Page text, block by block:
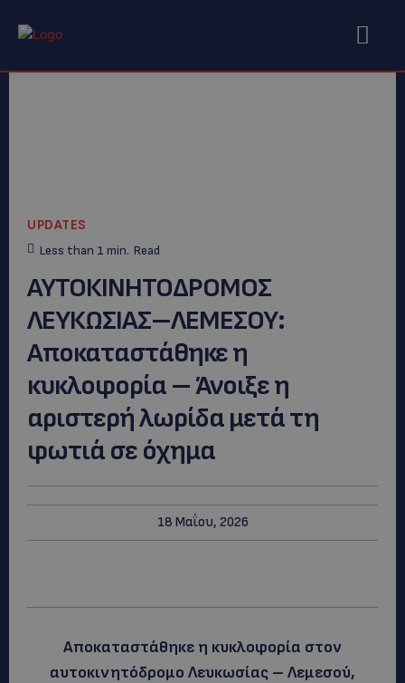
UPDATES
Less than 1 min. Read
ΑΥΤΟΚΙΝΗΤΟΔΡΟΜΟΣ
ΛΕΥΚΩΣΙΑΣ–ΛΕΜΕΣΟΥ:
Αποκαταστάθηκε η
κυκλοφορία – Άνοιξε η
αριστερή λωρίδα μετά τη
φωτιά σε όχημα
18 Μαΐου, 2026
Αποκαταστάθηκε η κυκλοφορία στον
αυτοκινητόδρομο Λευκωσίας – Λεμεσού,